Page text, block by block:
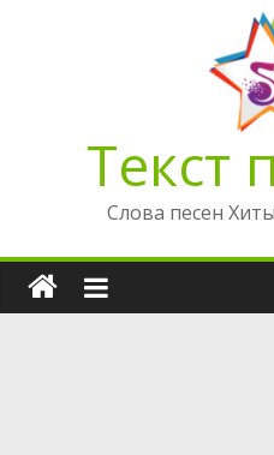
Текст
Слова песен